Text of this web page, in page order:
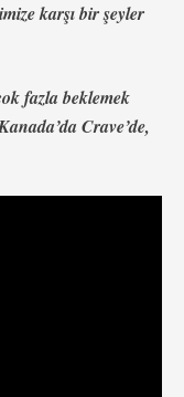
karşı bir şeyler
fazla beklemek
Crave’de,